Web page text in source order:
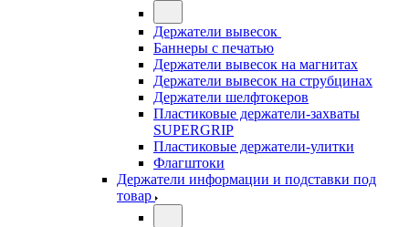
Держатели вывесок
Баннеры с печатью
Держатели вывесок на магнитах
Держатели вывесок на струбцинах
Держатели шелфтокеров
Пластиковые держатели-захваты
SUPERGRIP
Пластиковые держатели-улитки
Флагштоки
Держатели информации и подставки под
товар